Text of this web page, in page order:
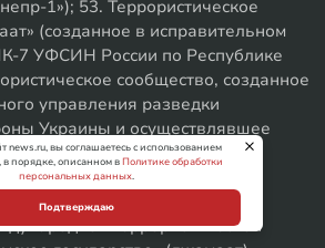
1»); 53. Террористическое
(созданное в исправительном
7 УФСИН России по Республике
сообщество, созданное
управления разведки
Украины и осуществлявшее
г. Энергодаре Запорожской
«Концепция А.Н.В. (Авангард
Обособленное боевое
террористической
news.ru, вы соглашаетесь с использованием
в порядке, описанном вПолитике обработки
персональных данных.
Подтверждаю